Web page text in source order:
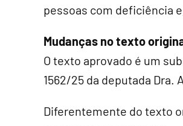
pessoas com deficiência
Mudanças no texto
O texto aprovado é um
1562/25 da deputada Dra.
Diferentemente do texto